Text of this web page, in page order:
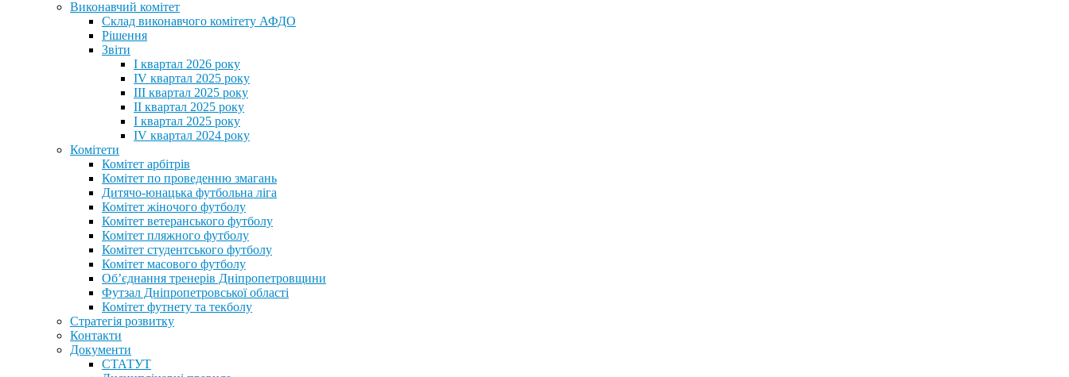
Виконавчий комітет
Склад виконавчого комітету АФДО
Рішення
Звіти
I квартал 2026 року
IV квартал 2025 року
III квартал 2025 року
II квартал 2025 року
I квартал 2025 року
IV квартал 2024 року
Комітети
Комітет арбітрів
Комітет по проведенню змагань
Дитячо-юнацька футбольна ліга
Комітет жіночого футболу
Комітет ветеранського футболу
Комітет пляжного футболу
Комітет студентського футболу
Комітет масового футболу
Обʼєднання тренерів Дніпропетровщини
Футзал Дніпропетровської області
Комітет футнету та текболу
Стратегія розвитку
Контакти
Документи
СТАТУТ